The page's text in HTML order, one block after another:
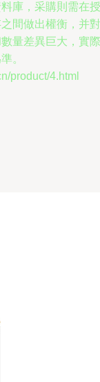
庫，采購則需在授
間做出權衡，并對
量差異巨大，實際
。
product/4.html